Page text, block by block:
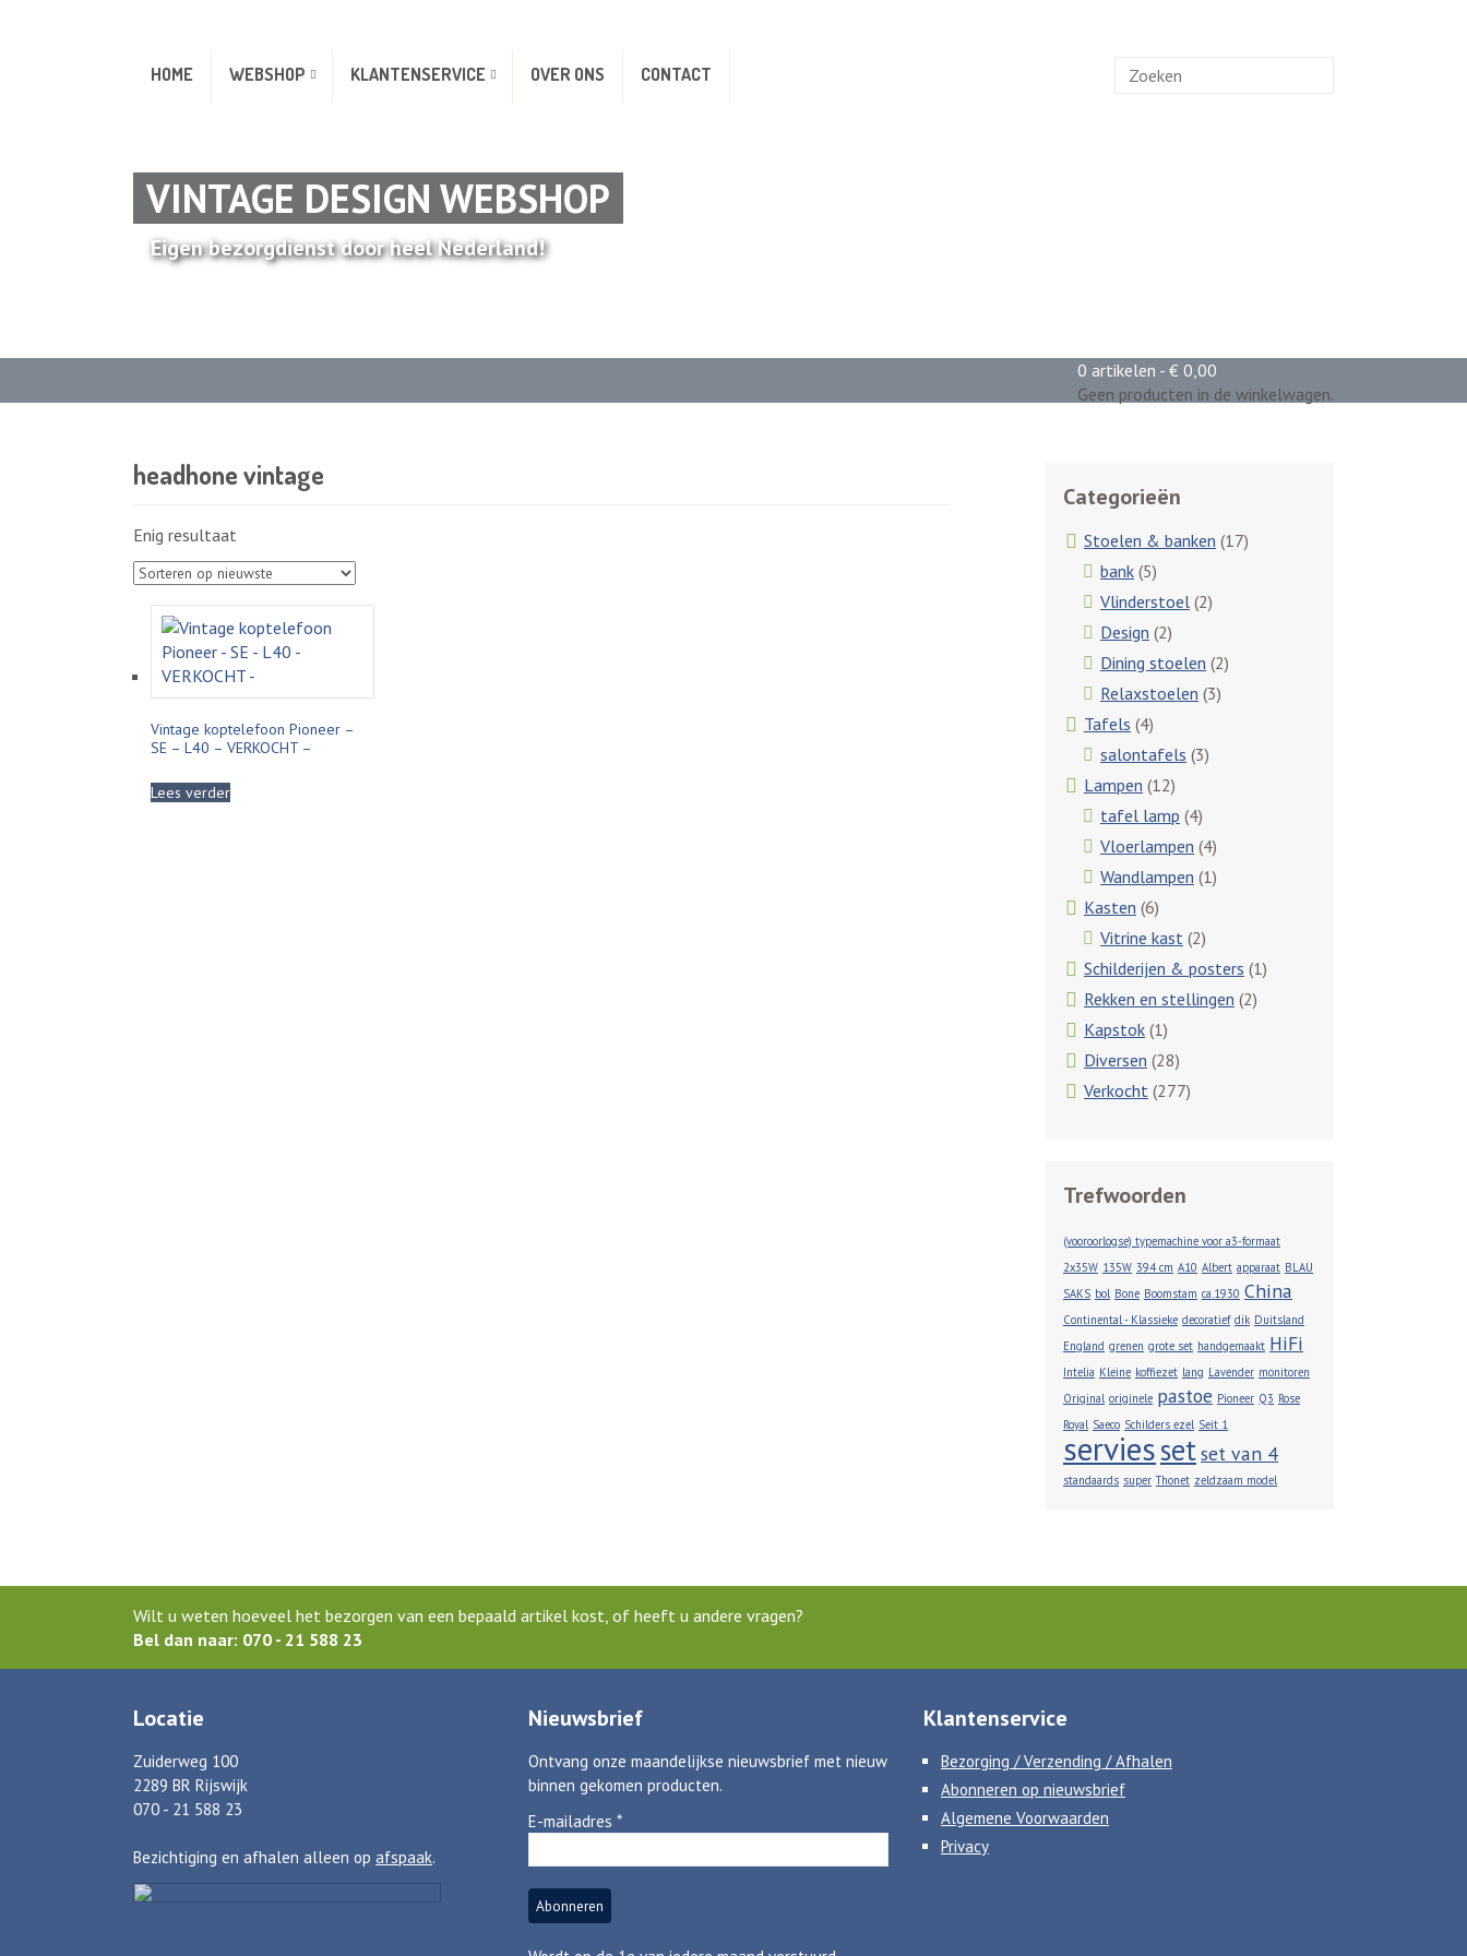
HOME WEBSHOP KLANTENSERVICE OVER ONS CONTACT
Zoek
VINTAGE DESIGN WEBSHOP
Eigen bezorgdienst door heel Nederland!
0 artikelen - € 0,00
Geen producten in de winkelwagen.
headhone vintage
Enig resultaat
Vintage koptelefoon Pioneer –
SE – L40 – VERKOCHT –
Lees verder
Categorieën
Stoelen & banken (17)
bank (5)
Vlinderstoel (2)
Design (2)
Dining stoelen (2)
Relaxstoelen (3)
Tafels (4)
salontafels (3)
Lampen (12)
tafel lamp (4)
Vloerlampen (4)
Wandlampen (1)
Kasten (6)
Vitrine kast (2)
Schilderijen & posters (1)
Rekken en stellingen (2)
Kapstok (1)
Diversen (28)
Verkocht (277)
Trefwoorden
(vooroorlogse) typemachine voor a3-formaat
2x35W 135W 394 cm A10 Albert apparaat BLAU
SAKS bol Bone Boomstam ca.1930 China
Continental - Klassieke decoratief dik Duitsland
England grenen grote set handgemaakt HiFi
Intelia Kleine koffiezet lang Lavender monitoren
Original originele pastoe Pioneer Q3 Rose
Royal Saeco Schilders ezel Seit 1
serviessetset van 4
standaards super Thonet zeldzaam model
Wilt u weten hoeveel het bezorgen van een bepaald artikel kost, of heeft u andere vragen?
Bel dan naar: 070 - 21 588 23
Locatie
Zuiderweg 100
2289 BR Rijswijk
070 - 21 588 23
Bezichtiging en afhalen alleen op afspaak.
Nieuwsbrief
Ontvang onze maandelijkse nieuwsbrief met nieuw
binnen gekomen producten.
E-mailadres *
Klantenservice
Bezorging / Verzending / Afhalen
Abonneren op nieuwsbrief
Algemene Voorwaarden
Privacy